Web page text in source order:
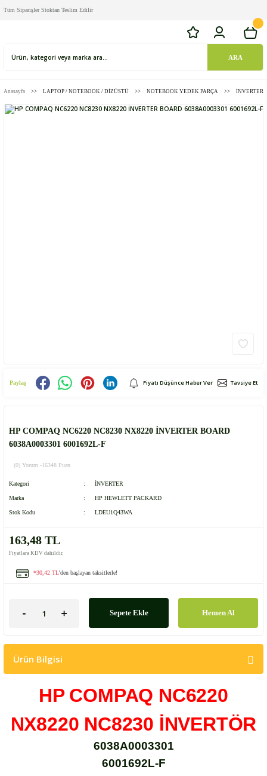
Tüm Siparişler Stoktan Teslim Edilir
ARA
Anasayfa LAPTOP / NOTEBOOK / DİZÜSTÜ NOTEBOOK YEDEK PARÇA İNVERTER
Paylaş Fiyatı Düşünce Haber Ver Tavsiye Et
HP COMPAQ NC6220 NC8230 NX8220 İNVERTER BOARD
6038A0003301 6001692L-F
(0) Yorum -16348 Puan
Kategori İNVERTER
Marka HP HEWLETT PACKARD
Stok Kodu LDEU1Q43WA
163,48 TL
Fiyatlara KDV dahildir.
*30,42 TL'den başlayan taksitlerle!
Sepete Ekle Hemen Al
Ürün Bilgisi
HP COMPAQ NC6220
NX8220 NC8230 İNVERTÖR
6038A0003301
6001692L-F